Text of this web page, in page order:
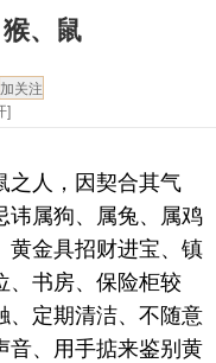
注册声明
新程序及感觉！！
、狗、鸡生肖化太岁开始预
、鼠
]
人，因契合其气
讳属狗、属兔、属鸡
黄金具招财进宝、镇
、书房、保险柜较
、定期清洁、不随意
音、用手掂来鉴别黄